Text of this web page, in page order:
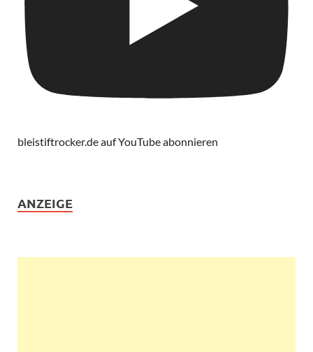
bleistiftrocker.de auf YouTube abonnieren
ANZEIGE